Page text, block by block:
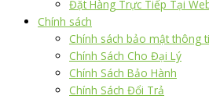
Đặt Hàng Trực Tiếp Tại
Chính sách
Chính sách bảo mật thông
Chính Sách Cho Đại Lý
Chính Sách Bảo Hành
Chính Sách Đổi Trả